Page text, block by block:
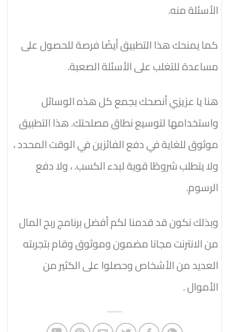
الأسئلة منه.
كما يمنحك هذا التطبيق أيضًا فرصة للحصول على
مساعدة للتغلب على الأسئلة الصعبة.
هنا يا عزيزي أنصحك بجمع كل هذه الوسائل
واستخدامها لتوسيع نطاق مصلحتك. هذا التطبيق
موثوق للغاية في دفع الفائزين في الوقت المحدد ،
ولا يتطلب شروطًا قوية لبدء الكسب. ، ولا دفع
الرسوم.
وبذلك نكون قد قدمنا لكم أفضل برنامج ربح المال
من الانترنت مجانا مضمون وموثوق وقام بتجربته
العديد من الأشخاص وحصلوا على الكثير من
الأموال .